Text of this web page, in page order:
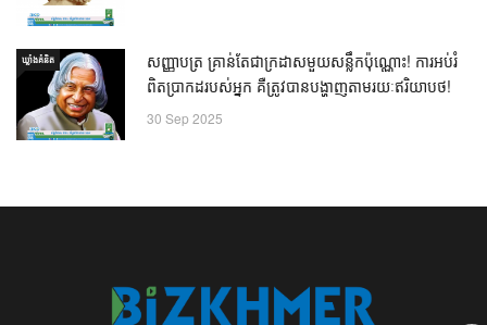
ឃ្លាំង​គំនិត
សញ្ញាបត្រ គ្រាន់តែជាក្រដាសមួយសន្លឹកប៉ុណ្ណោះ! ការអប់រំ
ពិតប្រាកដរបស់អ្នក គឺត្រូវបានបង្ហាញតាមរយៈឥរិយាបថ!
30 Sep 2025